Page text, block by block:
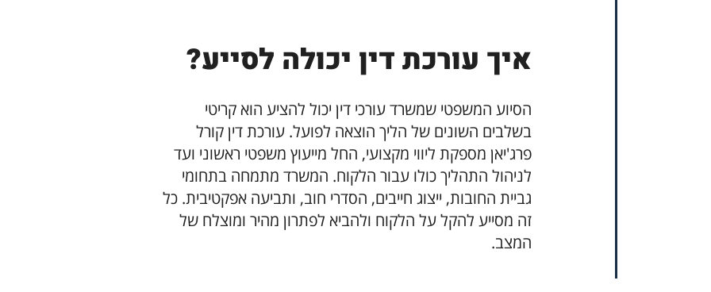
איך עורכת דין יכולה לסייע?
הסיוע המשפטי שמשרד עורכי דין יכול להציע הוא קריטי
בשלבים השונים של הליך הוצאה לפועל. עורכת דין קורל
פרג'יאן מספקת ליווי מקצועי, החל מייעוץ משפטי ראשוני ועד
לניהול התהליך כולו עבור הלקוח. המשרד מתמחה בתחומי
גביית החובות, ייצוג חייבים, הסדרי חוב, ותביעה אפקטיבית. כל
זה מסייע להקל על הלקוח ולהביא לפתרון מהיר ומוצלח של
המצב.